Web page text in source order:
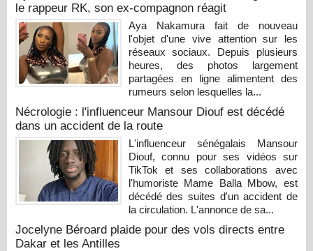
le rappeur RK, son ex-compagnon réagit
Aya Nakamura fait de nouveau
l'objet d'une vive attention sur les
réseaux sociaux. Depuis plusieurs
heures, des photos largement
partagées en ligne alimentent des
rumeurs selon lesquelles la...
Nécrologie : l'influenceur Mansour Diouf est décédé
dans un accident de la route
L'influenceur sénégalais Mansour
Diouf, connu pour ses vidéos sur
TikTok et ses collaborations avec
l'humoriste Mame Balla Mbow, est
décédé des suites d'un accident de
la circulation. L'annonce de sa...
Jocelyne Béroard plaide pour des vols directs entre
Dakar et les Antilles